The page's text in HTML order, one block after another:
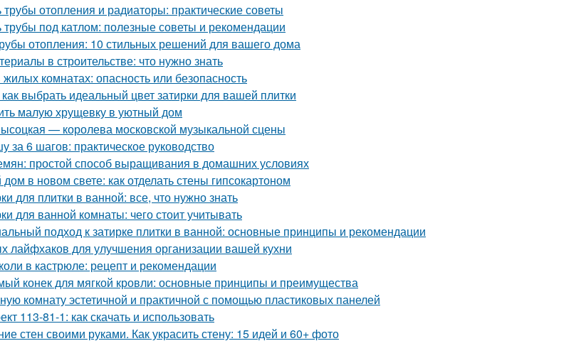
трубы отопления и радиаторы: практические советы
трубы под катлом: полезные советы и рекомендации
отопления: 10 стильных решений для вашего дома
в строительстве: что нужно знать
комнатах: опасность или безопасность
выбрать идеальный цвет затирки для вашей плитки
малую хрущевку в уютный дом
— королева московской музыкальной сцены
за 6 шагов: практическое руководство
простой способ выращивания в домашних условиях
в новом свете: как отделать стены гипсокартоном
для плитки в ванной: все, что нужно знать
для ванной комнаты: чего стоит учитывать
подход к затирке плитки в ванной: основные принципы и рекомендации
лайфхаков для улучшения организации вашей кухни
в кастрюле: рецепт и рекомендации
конек для мягкой кровли: основные принципы и преимущества
комнату эстетичной и практичной с помощью пластиковых панелей
113-81-1: как скачать и использовать
стен своими руками. Как украсить стену: 15 идей и 60+ фото